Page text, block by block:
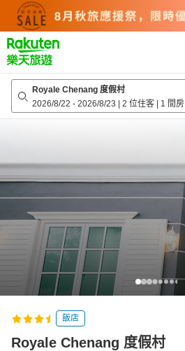
top
page
Royale Chenang 度假村
2026/8/22 - 2026/8/23 | 2 位住客 | 1 間房
飯店
Royale Chenang 度假村